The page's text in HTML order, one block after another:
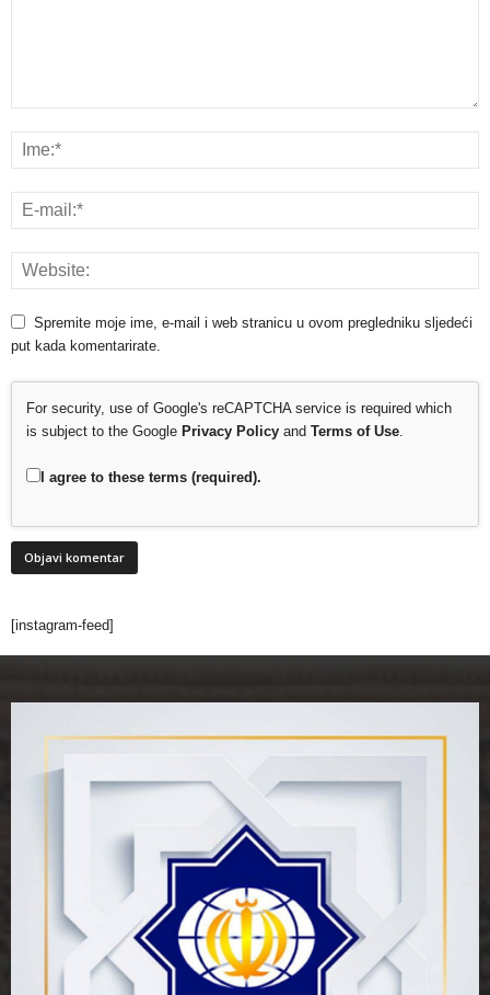
Spremite moje ime, e-mail i web stranicu u ovom pregledniku sljedeći
put kada komentarirate.
For security, use of Google's reCAPTCHA service is required which
is subject to the Google Privacy Policy and Terms of Use.
I agree to these terms (required).
[instagram-feed]